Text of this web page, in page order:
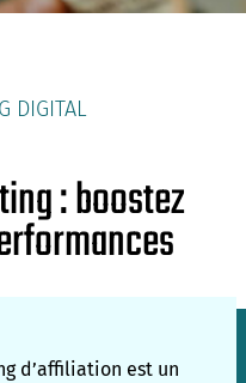
DIGITAL
: boostez
d’affiliation est un